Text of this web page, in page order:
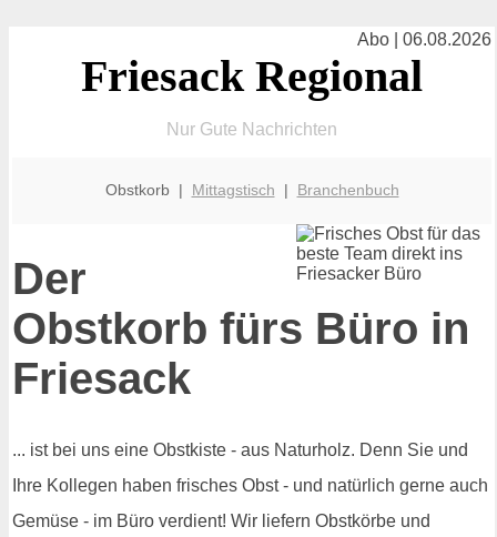
Abo | 06.08.2026
Friesack Regional
Nur Gute Nachrichten
Obstkorb | Mittagstisch | Branchenbuch
Der
Obstkorb fürs Büro in
Friesack
... ist bei uns eine Obstkiste - aus Naturholz. Denn Sie und
Ihre Kollegen haben frisches Obst - und natürlich gerne auch
Gemüse - im Büro verdient! Wir liefern Obstkörbe und